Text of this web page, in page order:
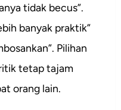
tidak becus”.
banyak praktik”
Pilihan
tetap tajam
orang lain.